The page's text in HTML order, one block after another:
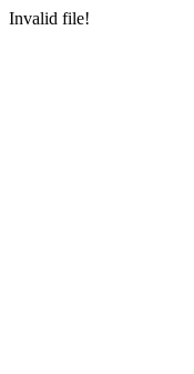
Invalid file!